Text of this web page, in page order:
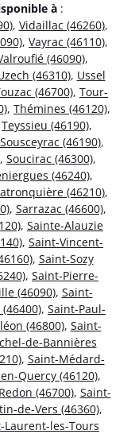
à :
, Vidaillac (46260),
, Vayrac (46110),
(46090),
(46310), Ussel
(46700), Tour-
, Thémines (46120),
Teyssieu (46190),
Sousceyrac (46190),
, Soucirac (46300),
(46240),
(46210),
, Sarrazac (46600),
, Sainte-Alauzie
, Saint-Vincent-
, Saint-Sozy
, Saint-Pierre-
(46090), Saint-
, Saint-Paul-
(46800), Saint-
de-Bannières
, Saint-Médard-
Quercy (46120),
(46700), Saint-
de-Vers (46360),
Laurent-les-Tours